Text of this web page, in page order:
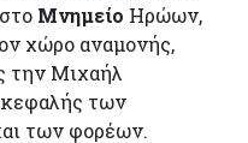
Μνημείο Ηρώων,
χώρο αναμονής,
την Μιχαήλ
των
των φορέων.